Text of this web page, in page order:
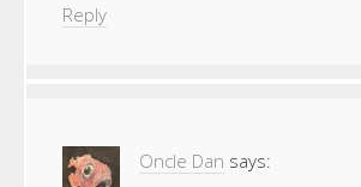
Reply
Oncle Dan says: